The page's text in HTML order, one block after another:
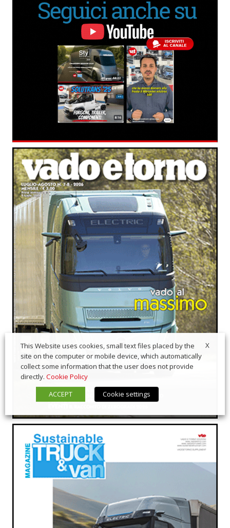
X
This Website uses cookies, small text files placed by the
site on the computer or mobile device, which automatically
collect some information that the user does not provide
directly. Cookie Policy
ACCEPT
Cookie settings